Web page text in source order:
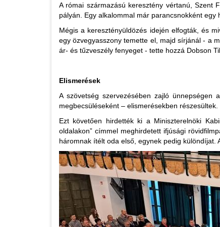
A római származású keresztény vértanú, Szent
pályán. Egy alkalommal már parancsnokként
Mégis a keresztényüldözés idején elfogták, és
egy özvegyasszony temette el, majd sírjánál - a
ár- és tűzveszély fenyeget - tette hozzá Dobson
Elismerések
A szövetség szervezésében zajló ünnepségen
megbecsüléseként – elismerésekben részesültek.
Ezt követően hirdették ki a Miniszterelnöki
oldalakon” címmel meghirdetett ifjúsági
háromnak ítélt oda első, egynek pedig különdíjat.